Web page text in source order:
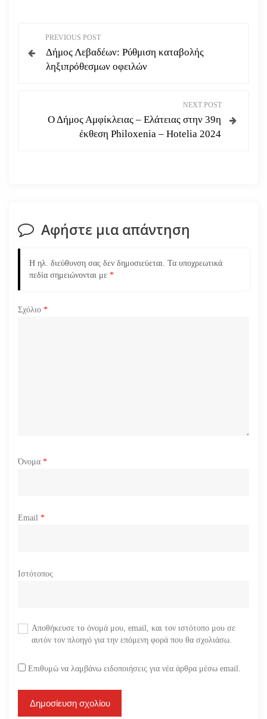
λ
η
ά
θ
PREVIOUS POST
Δήμος Λεβαδέων: Ρύθμιση καταβολής
ληξιπρόθεσμων οφειλών
NEXT POST
Ο Δήμος Αμφίκλειας – Ελάτειας στην 39η
έκθεση Philoxenia – Hotelia 2024
Αφήστε μια απάντηση
Η ηλ. διεύθυνση σας δεν δημοσιεύεται. Τα υποχρεωτικά
πεδία σημειώνονται με *
Σχόλιο *
Όνομα *
Email *
Ιστότοπος
Αποθήκευσε το όνομά μου, email, και τον ιστότοπο μου σε
αυτόν τον πλοηγό για την επόμενη φορά που θα σχολιάσω.
Επιθυμώ να λαμβάνω ειδοποιήσεις για νέα άρθρα μέσω email.